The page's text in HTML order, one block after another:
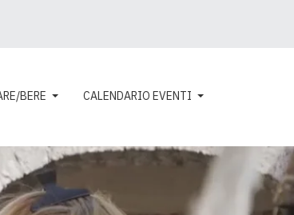
BERE CALENDARIO EVENTI